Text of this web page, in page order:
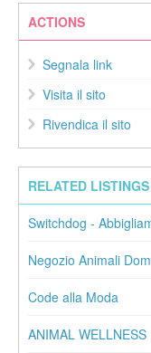
ACTIONS
Segnala link
Visita il sito
Rivendica il sito
RELATED LISTINGS
Switchdog -
Negozio Animali
Code alla Moda
ANIMAL WELLNESS